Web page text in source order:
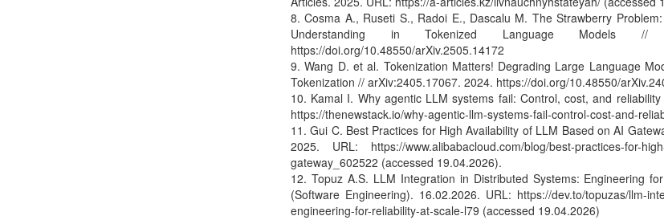
8. Cosma A., Ruseti S., Radoi E., Dascalu M. The Strawberry
Understanding in Tokenized Language Models //
https://doi.org/10.48550/arXiv.2505.14172
9. Wang D. et al. Tokenization Matters! Degrading Large Language
Tokenization // arXiv:2405.17067. 2024. https://doi.org/10.48550/
10. Kamal I. Why agentic LLM systems fail: Control, cost, and
https://thenewstack.io/why-agentic-llm-systems-fail-control-cost-and-
11. Gui C. Best Practices for High Availability of LLM Based on AI
2025. URL: https://www.alibabacloud.com/blog/best-practices-for-
gateway_602522 (accessed 19.04.2026).
12. Topuz A.S. LLM Integration in Distributed Systems: Engineering
(Software Engineering). 16.02.2026. URL: https://dev.to/topuzas/llm-
engineering-for-reliability-at-scale-l79 (accessed 19.04.2026)